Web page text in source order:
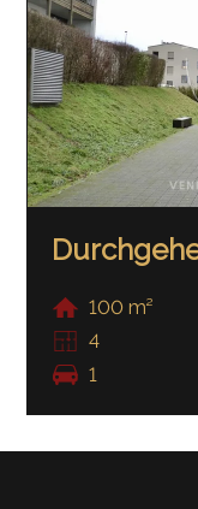
100 m²
4
1